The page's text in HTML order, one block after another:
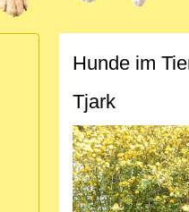
Hunde im
Tjark